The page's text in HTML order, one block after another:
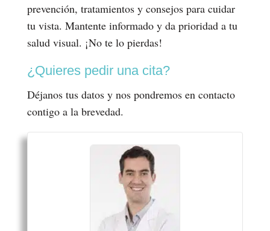
prevención, tratamientos y consejos para cuidar
tu vista. Mantente informado y da prioridad a tu
salud visual. ¡No te lo pierdas!
¿Quieres pedir una cita?
Déjanos tus datos y nos pondremos en contacto
contigo a la brevedad.